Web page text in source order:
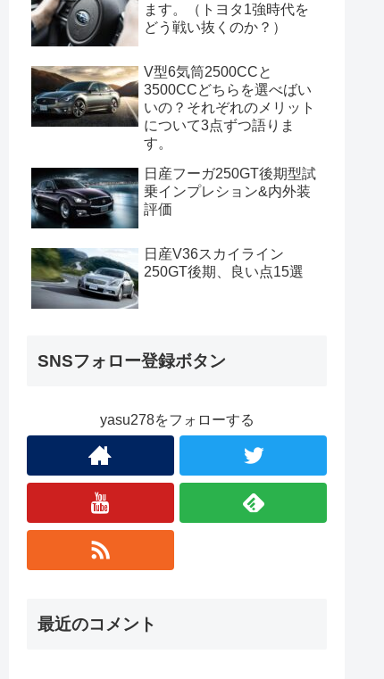
ます。（トヨタ1強時代を
どう戦い抜くのか？）
V型6気筒2500CCと
3500CCどちらを選べばい
いの？それぞれのメリット
について3点ずつ語りま
す。
日産フーガ250GT後期型試
乗インプレション&内外装
評価
日産V36スカイライン
250GT後期、良い点15選
SNSフォロー登録ボタン
yasu278をフォローする
最近のコメント